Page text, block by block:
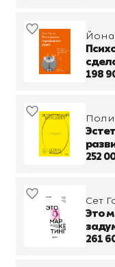
198
и
252
Сет
Это
261